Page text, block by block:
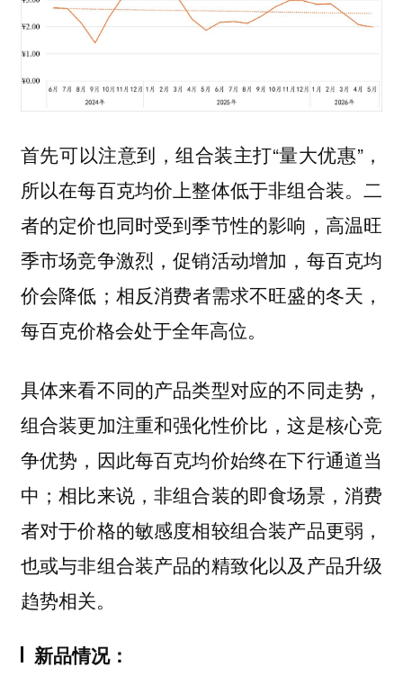
首先可以注意到，组合装主打“量大优惠”，
所以在每百克均价上整体低于非组合装。二
者的定价也同时受到季节性的影响，高温旺
季市场竞争激烈，促销活动增加，每百克均
价会降低；相反消费者需求不旺盛的冬天，
每百克价格会处于全年高位。
具体来看不同的产品类型对应的不同走势，
组合装更加注重和强化性价比，这是核心竞
争优势，因此每百克均价始终在下行通道当
中；相比来说，非组合装的即食场景，消费
者对于价格的敏感度相较组合装产品更弱，
也或与非组合装产品的精致化以及产品升级
趋势相关。
新品情况：